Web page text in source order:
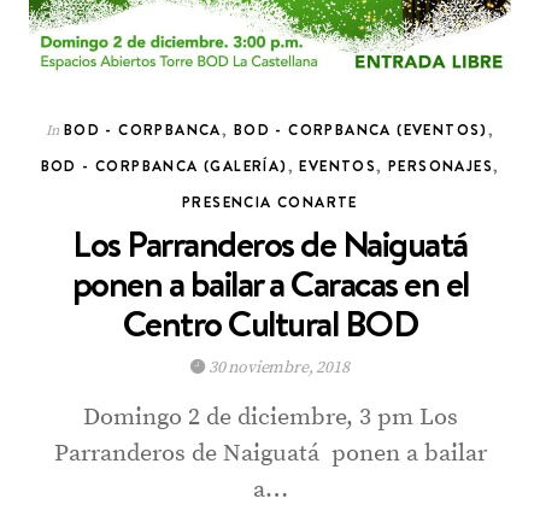
In BOD - CORPBANCA, BOD - CORPBANCA (EVENTOS),
BOD - CORPBANCA (GALERÍA),EVENTOS, PERSONAJES,
PRESENCIA CONARTE
Los Parranderos de Naiguatá
ponen a bailar a Caracas en el
Centro Cultural BOD
30 noviembre, 2018
Domingo 2 de diciembre, 3 pm Los
Parranderos de Naiguatá ponen a bailar
a…